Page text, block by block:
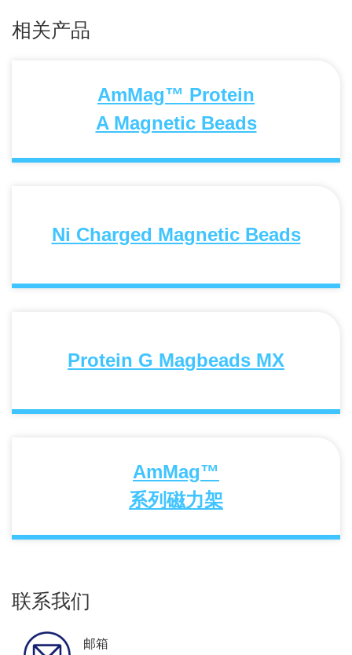
相关产品
AmMag™ Protein
A Magnetic Beads
Ni Charged Magnetic Beads
Protein G Magbeads MX
AmMag™
系列磁力架
联系我们
邮箱